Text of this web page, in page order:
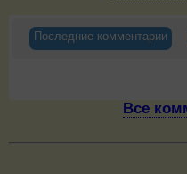
Последние комментарии
Все